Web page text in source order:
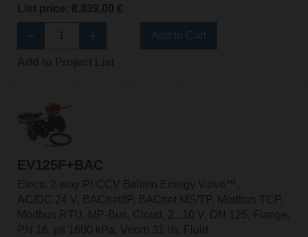
List price: 8.839,00 €
EV125F+BAC
Electr. 2-way PI-CCV Belimo Energy Valve™,
AC/DC 24 V, BACnet/IP, BACnet MS/TP, Modbus TCP,
Modbus RTU, MP-Bus, Cloud, 2...10 V, DN 125, Flange,
PN 16, ps 1600 kPa, Vnom 31 l/s, Fluid